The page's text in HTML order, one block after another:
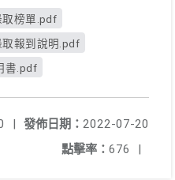
取榜單.pdf
報到說明.pdf
書.pdf
發佈日期： 2022-07-20
|
點擊率： 676 |